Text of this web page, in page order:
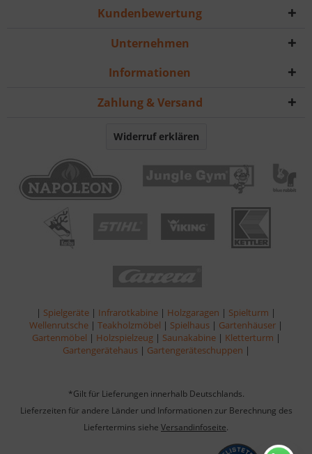
Kundenbewertung
Unternehmen
Informationen
Zahlung & Versand
Widerruf erklären
| Spielgeräte | Infrarotkabine | Holzgaragen | Spielturm |
Wellenrutsche | Teakholzmöbel | Spielhaus | Gartenhäuser |
Gartenmöbel | Holzspielzeug | Saunakabine | Kletterturm |
Gartengerätehaus | Gartengeräteschuppen |
*Gilt für Lieferungen innerhalb Deutschlands.
Lieferzeiten für andere Länder und Informationen zur Berechnung des
Liefertermins siehe Versandinfoseite.